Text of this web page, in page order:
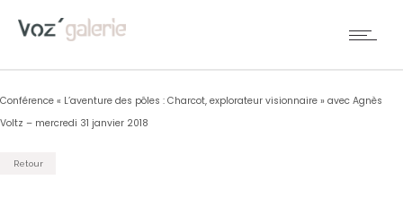
Conférence « L’aventure des pôles : Charcot, explorateur visionnaire » avec Agnès
Voltz – mercredi 31 janvier 2018
Retour